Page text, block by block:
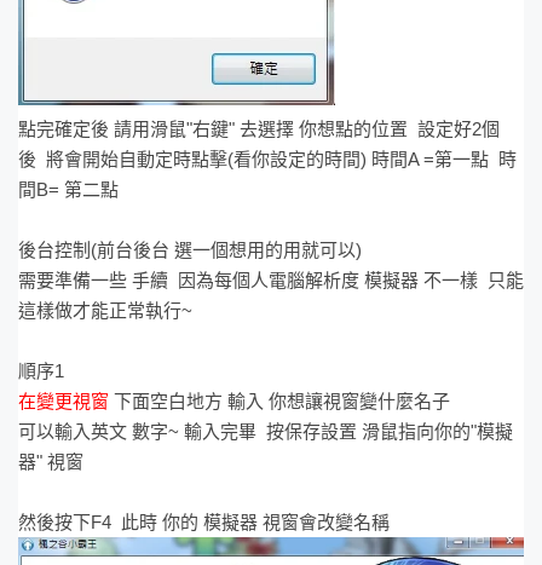
點完確定後 請用滑鼠"右鍵" 去選擇 你想點的位置 設定好2個
後 將會開始自動定時點擊(看你設定的時間) 時間A =第一點 時
間B= 第二點
後台控制(前台後台 選一個想用的用就可以)
需要準備一些 手續 因為每個人電腦解析度 模擬器 不一樣 只能
這樣做才能正常執行~
順序1
在變更視窗 下面空白地方 輸入 你想讓視窗變什麼名子
可以輸入英文 數字~ 輸入完畢 按保存設置 滑鼠指向你的"模擬
器" 視窗
然後按下F4 此時 你的 模擬器 視窗會改變名稱